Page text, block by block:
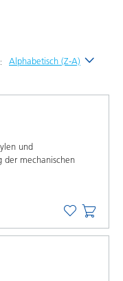
Alphabetisch (Z-A)
und
der mechanischen